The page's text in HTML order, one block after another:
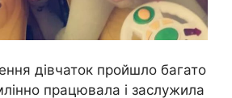
дівчаток пройшло багато
працювала і заслужила